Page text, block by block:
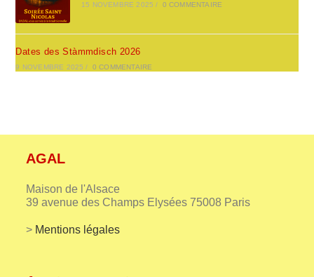
15 NOVEMBRE 2025 / 0 COMMENTAIRE
Dates des Stàmmdisch 2026
9 NOVEMBRE 2025 / 0 COMMENTAIRE
AGAL
Maison de l'Alsace
39 avenue des Champs Elysées 75008 Paris
> Mentions légales